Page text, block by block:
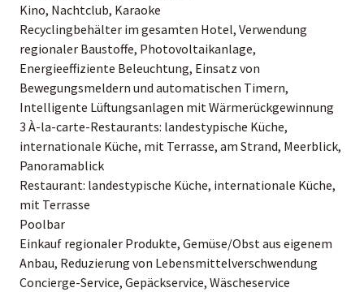
Kino, Nachtclub, Karaoke
Recyclingbehälter im gesamten Hotel, Verwendung
regionaler Baustoffe, Photovoltaikanlage,
Energieeffiziente Beleuchtung, Einsatz von
Bewegungsmeldern und automatischen Timern,
Intelligente Lüftungsanlagen mit Wärmerückgewinnung
3 À-la-carte-Restaurants: landestypische Küche,
internationale Küche, mit Terrasse, am Strand, Meerblick,
Panoramablick
Restaurant: landestypische Küche, internationale Küche,
mit Terrasse
Poolbar
Einkauf regionaler Produkte, Gemüse/Obst aus eigenem
Anbau, Reduzierung von Lebensmittelverschwendung
Concierge-Service, Gepäckservice, Wäscheservice